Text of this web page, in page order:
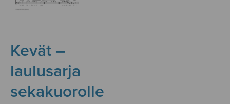
Kevät –
laulusarja
sekakuorolle